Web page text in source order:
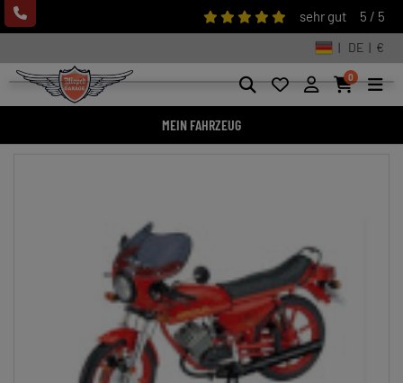
sehr gut 5 / 5
| DE | €
0
MEIN FAHRZEUG